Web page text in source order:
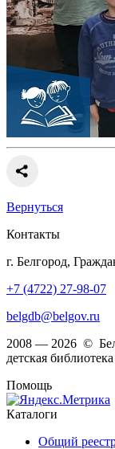
Вернуться
Контакты
г. Белгород,
+7 (4722) 27-98-07
belgdb@belgov.ru
2008 — 2026 ©
детская
Помощь
Каталоги
Общий